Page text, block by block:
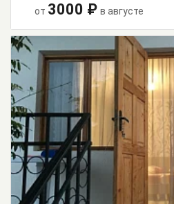
от 3000 ₽ в августе